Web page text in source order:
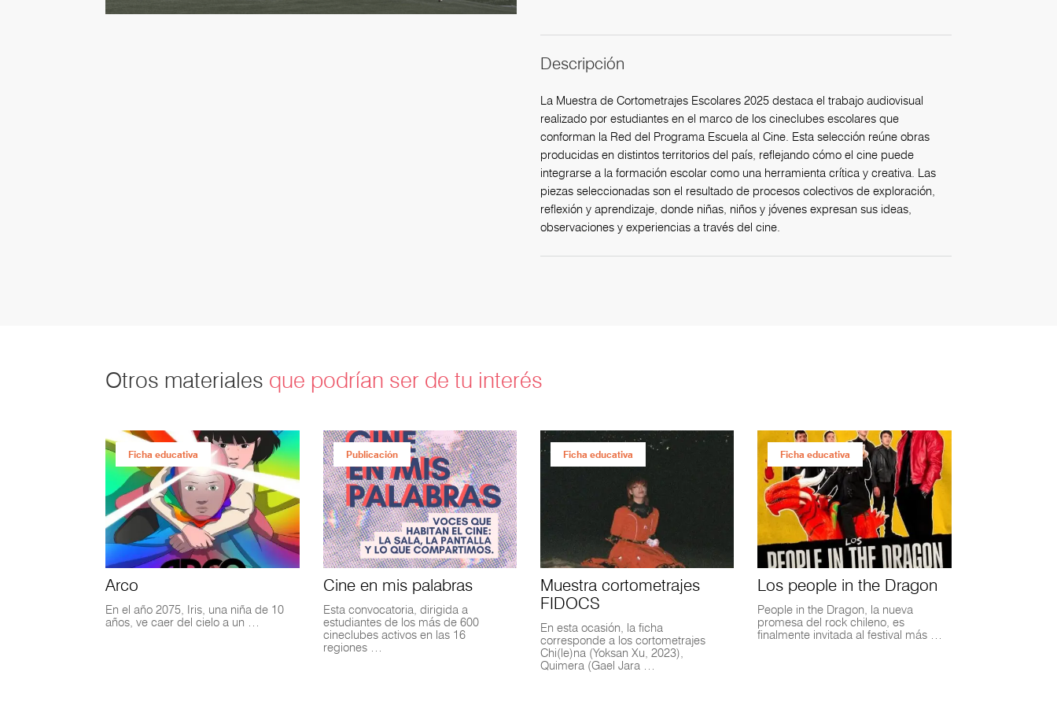
Descripción
La Muestra de Cortometrajes Escolares 2025 destaca el trabajo audiovisual
realizado por estudiantes en el marco de los cineclubes escolares que
conforman la Red del Programa Escuela al Cine. Esta selección reúne obras
producidas en distintos territorios del país, reflejando cómo el cine puede
integrarse a la formación escolar como una herramienta crítica y creativa. Las
piezas seleccionadas son el resultado de procesos colectivos de exploración,
reflexión y aprendizaje, donde niñas, niños y jóvenes expresan sus ideas,
observaciones y experiencias a través del cine.
Otros materiales que podrían ser de tu interés
Ficha educativa
Arco
En el año 2075, Iris, una niña de 10
años, ve caer del cielo a un …
Publicación
Cine en mis palabras
Esta convocatoria, dirigida a
estudiantes de los más de 600
cineclubes activos en las 16
regiones …
Ficha educativa
Muestra cortometrajes
FIDOCS
En esta ocasión, la ficha
corresponde a los cortometrajes
Chi(le)na (Yoksan Xu, 2023),
Quimera (Gael Jara …
Ficha educativa
Los people in the Dragon
People in the Dragon, la nueva
promesa del rock chileno, es
finalmente invitada al festival más …